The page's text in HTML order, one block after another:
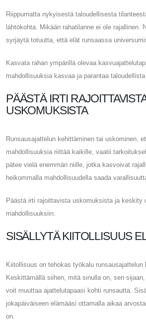
Riippumatta nykyisestä taloudellisesta
lähtökohta. Mikään rahatilanne ei ole rajallinen.
syrjäytä totuutta, että elät runsaassa
Kasvata rahan ympärillä olevaa
mahdollisuuksia kasvaa ja parantaa
PÄÄSTÄ IRTI
USKOMUKSISTA
Runsausajattelun kehittäminen tai uskominen,
mahdollisuuksia riittää kaikille, vaatii
pätee vielä enemmän niille, jotka kasvoivat
heikommalla mahdollisuudella saada
Päästä irti rajoittavista uskomuksista ja keskity
mahdollisuuksiin.
SISÄLLYTÄ KIITOLLISUUS
Kiitollisuus on tehokas työkalu runsausajattelun
Keskittämällä siihen, mitä sinulla on, sen
voit muuttaa ajattelutapaasi kohti runsautta.
jokapäiväiseen elämääsi ottamalla aikaa
on.